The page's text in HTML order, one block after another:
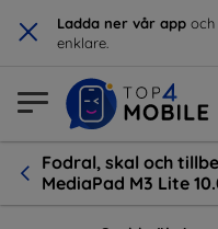
× Ladda ner vår app och
enklare.
Fodral, skal och
MediaPad M3 Lite